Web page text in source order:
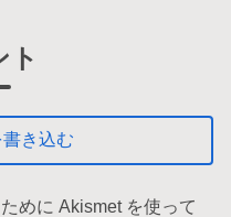
ト
き込む
めに Akismet を使って